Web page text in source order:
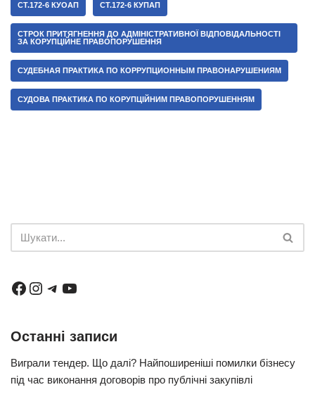
СТ.172-6 КУОАП СТ.172-6 КУПАП
СТРОК ПРИТЯГНЕННЯ ДО АДМІНІСТРАТИВНОЇ ВІДПОВІДАЛЬНОСТІ
ЗА КОРУПЦІЙНЕ ПРАВОПОРУШЕННЯ
СУДЕБНАЯ ПРАКТИКА ПО КОРРУПЦИОННЫМ ПРАВОНАРУШЕНИЯМ
СУДОВА ПРАКТИКА ПО КОРУПЦІЙНИМ ПРАВОПОРУШЕННЯМ
Останні записи
Виграли тендер. Що далі? Найпоширеніші помилки бізнесу
під час виконання договорів про публічні закупівлі